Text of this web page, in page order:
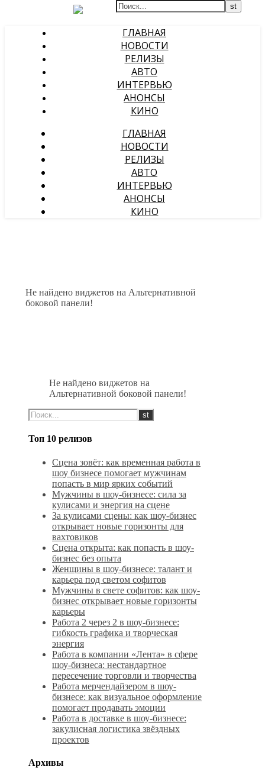
ГЛАВНАЯ
НОВОСТИ
РЕЛИЗЫ
АВТО
ИНТЕРВЬЮ
АНОНСЫ
КИНО
ГЛАВНАЯ
НОВОСТИ
РЕЛИЗЫ
АВТО
ИНТЕРВЬЮ
АНОНСЫ
КИНО
Не найдено виджетов на Альтернативной
боковой панели!
Не найдено виджетов на
Альтернативной боковой панели!
Топ 10 релизов
Сцена зовёт: как временная работа в
шоу бизнесе помогает мужчинам
попасть в мир ярких событий
Мужчины в шоу-бизнесе: сила за
кулисами и энергия на сцене
За кулисами сцены: как шоу-бизнес
открывает новые горизонты для
вахтовиков
Сцена открыта: как попасть в шоу-
бизнес без опыта
Женщины в шоу-бизнесе: талант и
карьера под светом софитов
Мужчины в свете софитов: как шоу-
бизнес открывает новые горизонты
карьеры
Работа 2 через 2 в шоу-бизнесе:
гибкость графика и творческая
энергия
Работа в компании «Лента» в сфере
шоу-бизнеса: нестандартное
пересечение торговли и творчества
Работа мерчендайзером в шоу-
бизнесе: как визуальное оформление
помогает продавать эмоции
Работа в доставке в шоу-бизнесе:
закулисная логистика звёздных
проектов
Архивы